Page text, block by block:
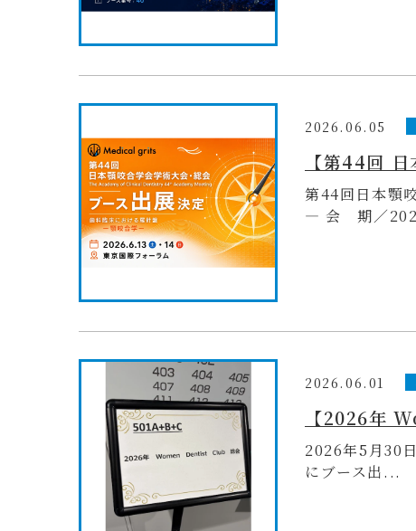
2026.06.05
【第44回
第44回日本顎
― 会 期／
2026.06.01
2026年5月30
にブース出...